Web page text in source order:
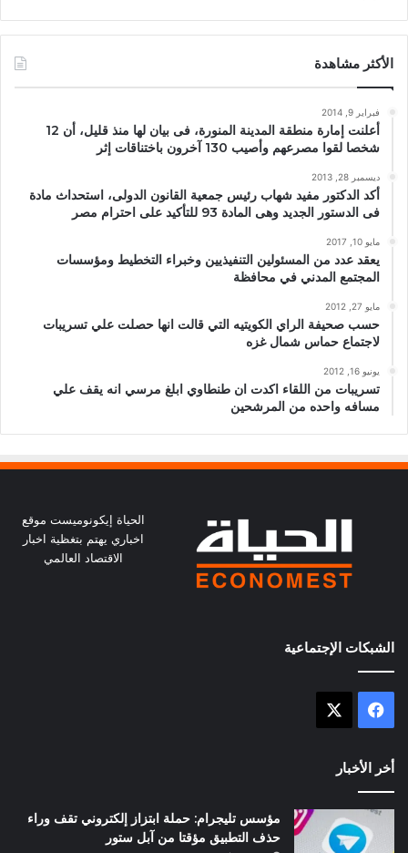
الأكثر مشاهدة
فبراير 9, 2014
أعلنت إمارة منطقة المدينة المنورة، فى بيان لها منذ قليل، أن 12
شخصا لقوا مصرعهم وأصيب 130 آخرون باختناقات إثر
ديسمبر 28, 2013
أكد الدكتور مفيد شهاب رئيس جمعية القانون الدولى، استحداث مادة
فى الدستور الجديد وهى المادة 93 للتأكيد على احترام مصر
مايو 10, 2017
يعقد عدد من المسئولين التنفيذيين وخبراء التخطيط ومؤسسات
المجتمع المدني في محافظة
مايو 27, 2012
حسب صحيفة الراي الكويتيه التي قالت انها حصلت علي تسريبات
لاجتماع حماس شمال غزه
يونيو 16, 2012
تسريبات من اللقاء اكدت ان طنطاوي ابلغ مرسي انه يقف علي
مسافه واحده من المرشحين
الحياة إيكونوميست موقع
اخباري يهتم بتغظية اخبار
الاقتصاد العالمي
الشبكات الإجتماعية
فيسبوك
أخر الأخبار
مؤسس تليجرام: حملة ابتزاز إلكتروني تقف وراء
حذف التطبيق مؤقتا من آبل ستور